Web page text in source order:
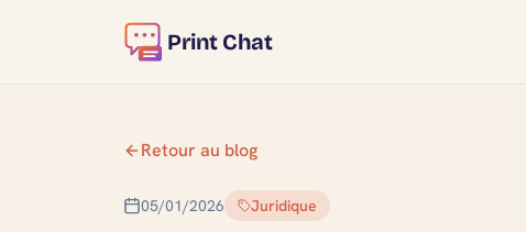
Print Chat
Retour au blog
05/01/2026 Juridique